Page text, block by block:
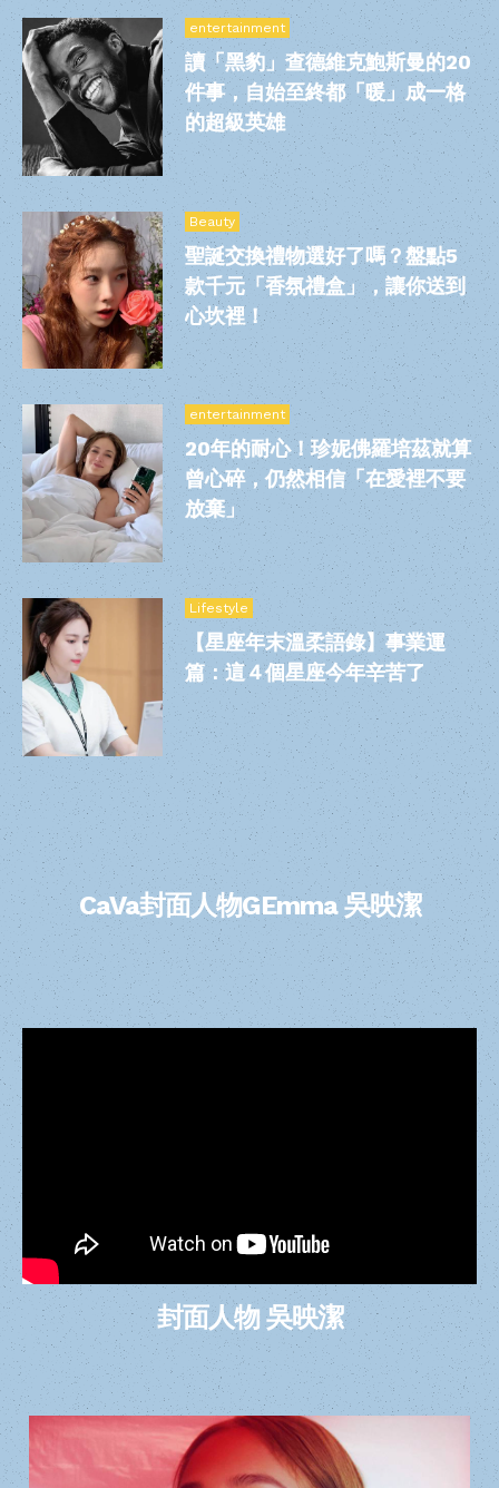
entertainment
讀「黑豹」查德維克鮑斯曼的20
件事，自始至終都「暖」成一格
的超級英雄
Beauty
聖誕交換禮物選好了嗎？盤點5
款千元「香氛禮盒」，讓你送到
心坎裡！
entertainment
20年的耐心！珍妮佛羅培茲就算
曾心碎，仍然相信「在愛裡不要
放棄」
Lifestyle
【星座年末溫柔語錄】事業運
篇：這４個星座今年辛苦了
CaVa封面人物GEmma 吳映潔
封面人物 吳映潔